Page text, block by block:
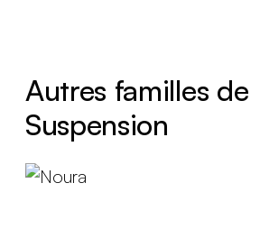
Autres familles de
Suspension